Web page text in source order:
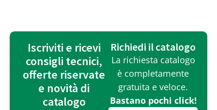
Iscriviti e ricevi
consigli tecnici,
offerte riservate
e novità di
catalogo
Richiedi il catalogo
La richiesta catalogo
è completamente
gratuita e veloce.
Bastano pochi click!